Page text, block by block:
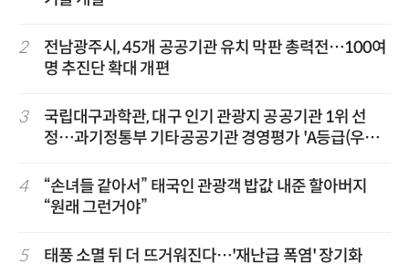
2
전남광주시, 45개 공공기관 유치 막판 총력전…100여
명 추진단 확대 개편
3
국립대구과학관, 대구 인기 관광지 공공기관 1위 선
정…과기정통부 기타공공기관 경영평가 'A등급(우수)'
4
“손녀들 같아서” 태국인 관광객 밥값 내준 할아버지
“원래 그런거야”
5 태풍 소멸 뒤 더 뜨거워진다…'재난급 폭염' 장기화